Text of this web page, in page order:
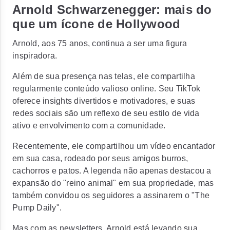
Arnold Schwarzenegger: mais do
que um ícone de Hollywood
Arnold, aos 75 anos, continua a ser uma figura
inspiradora.
Além de sua presença nas telas, ele compartilha
regularmente conteúdo valioso online. Seu TikTok
oferece insights divertidos e motivadores, e suas
redes sociais são um reflexo de seu estilo de vida
ativo e envolvimento com a comunidade.
Recentemente, ele compartilhou um vídeo encantador
em sua casa, rodeado por seus amigos burros,
cachorros e patos. A legenda não apenas destacou a
expansão do "reino animal" em sua propriedade, mas
também convidou os seguidores a assinarem o "The
Pump Daily".
Mas com as newsletters, Arnold está levando sua